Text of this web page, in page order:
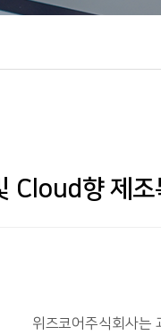
Cloud향 제
위즈코어주식회사는